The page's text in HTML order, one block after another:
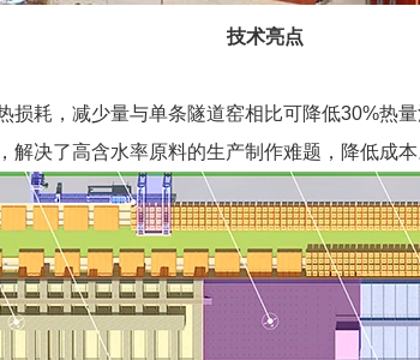
技术亮点
损耗，减少量与单条隧道窑相比可降低30%热
决了高含水率原料的生产制作难题，降低成本